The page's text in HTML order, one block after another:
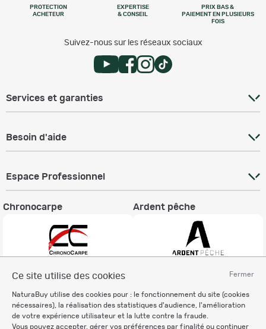
Fermer
Ce site utilise des cookies
NaturaBuy utilise des cookies pour : le fonctionnement du site (cookies
nécessaires), la réalisation des statistiques d'audience, l'amélioration
de votre expérience utilisateur et la lutte contre la fraude.
Vous pouvez accepter, gérer vos préférences par finalité ou continuer
PROTECTION
ACHETEUR
EXPERTISE
& CONSEIL
PRIX BAS &
PAIEMENT EN PLUSIEURS
FOIS
Suivez-nous sur les réseaux sociaux
Services et garanties
Besoin d'aide
Espace Professionnel
Chronocarpe Ardent pêche
Charte éthique
Mentions légales